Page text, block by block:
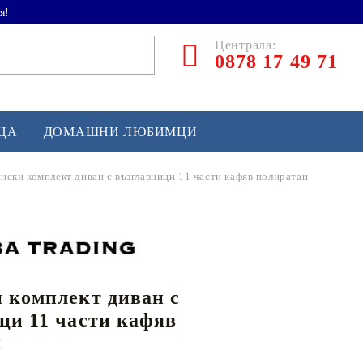
Централа:
0878 17 49 71
и софтбол
и лакрос
спортно оборудване
ДОМАШНИ ЛЮБИМЦИ
комплект диван с възглавници 11 части кафяв полиратан
комплект диван с
11 части кафяв